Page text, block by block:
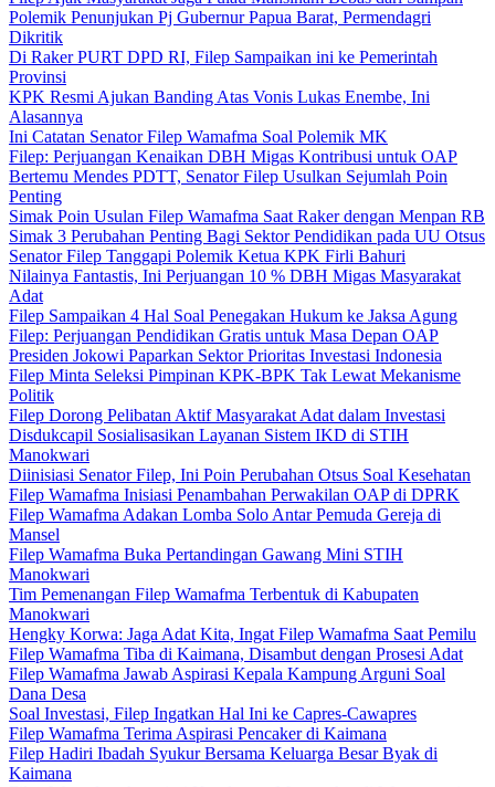
Polemik Penunjukan Pj Gubernur Papua Barat, Permendagri
Dikritik
Di Raker PURT DPD RI, Filep Sampaikan ini ke Pemerintah
Provinsi
KPK Resmi Ajukan Banding Atas Vonis Lukas Enembe, Ini
Alasannya
Ini Catatan Senator Filep Wamafma Soal Polemik MK
Filep: Perjuangan Kenaikan DBH Migas Kontribusi untuk OAP
Bertemu Mendes PDTT, Senator Filep Usulkan Sejumlah Poin
Penting
Simak Poin Usulan Filep Wamafma Saat Raker dengan Menpan RB
Simak 3 Perubahan Penting Bagi Sektor Pendidikan pada UU Otsus
Senator Filep Tanggapi Polemik Ketua KPK Firli Bahuri
Nilainya Fantastis, Ini Perjuangan 10 % DBH Migas Masyarakat
Adat
Filep Sampaikan 4 Hal Soal Penegakan Hukum ke Jaksa Agung
Filep: Perjuangan Pendidikan Gratis untuk Masa Depan OAP
Presiden Jokowi Paparkan Sektor Prioritas Investasi Indonesia
Filep Minta Seleksi Pimpinan KPK-BPK Tak Lewat Mekanisme
Politik
Filep Dorong Pelibatan Aktif Masyarakat Adat dalam Investasi
Disdukcapil Sosialisasikan Layanan Sistem IKD di STIH
Manokwari
Diinisiasi Senator Filep, Ini Poin Perubahan Otsus Soal Kesehatan
Filep Wamafma Inisiasi Penambahan Perwakilan OAP di DPRK
Filep Wamafma Adakan Lomba Solo Antar Pemuda Gereja di
Mansel
Filep Wamafma Buka Pertandingan Gawang Mini STIH
Manokwari
Tim Pemenangan Filep Wamafma Terbentuk di Kabupaten
Manokwari
Hengky Korwa: Jaga Adat Kita, Ingat Filep Wamafma Saat Pemilu
Filep Wamafma Tiba di Kaimana, Disambut dengan Prosesi Adat
Filep Wamafma Jawab Aspirasi Kepala Kampung Arguni Soal
Dana Desa
Soal Investasi, Filep Ingatkan Hal Ini ke Capres-Cawapres
Filep Wamafma Terima Aspirasi Pencaker di Kaimana
Filep Hadiri Ibadah Syukur Bersama Keluarga Besar Byak di
Kaimana